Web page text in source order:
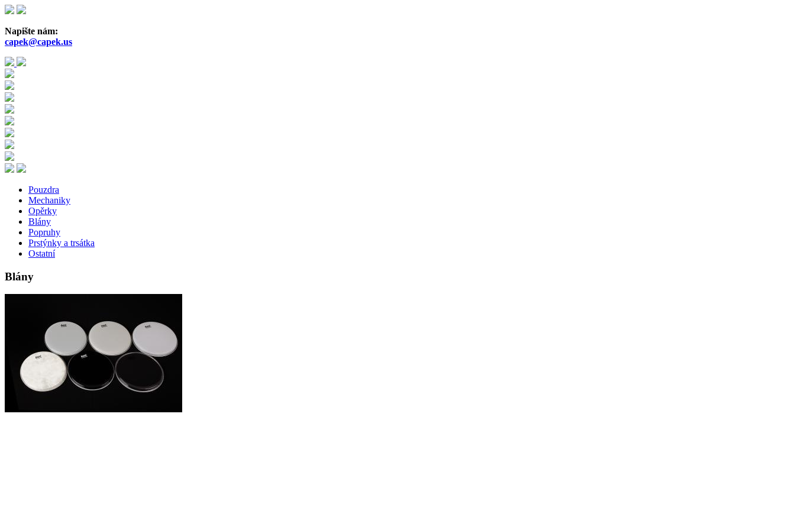
Přejít
hlavnímu
obsahu
Napište nám:
capek@capek.us
Pouzdra
Mechaniky
Opěrky
Blány
Popruhy
Prstýnky a trsátka
Ostatní
Blány